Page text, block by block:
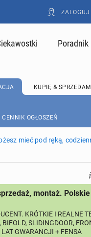
ZALOGUJ
Poradnik
KUPIĘ & SPRZEDAM
CENNIK OGŁOSZEŃ
mieć pod ręką,
montaż.
KRÓTKIE I REALNE
BIFOLD, SLIDINGDOOR,
GWARANCJI + FENSA